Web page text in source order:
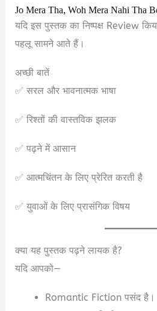
Jo Mera Tha, Woh Mera Nahi Tha
यदि इस पुस्तक का निष्पक्ष Review
पहलू सामने आते हैं।
अच्छी बातें
✅ सरल और भावनात्मक भाषा
✅ रिश्तों की वास्तविक झलक
✅ पढ़ने में आसान
✅ आत्मचिंतन के लिए प्रेरित करती है
✅ युवाओं के लिए प्रासंगिक विषय
क्या यह पुस्तक पढ़ने लायक है?
यदि आपको—
Romantic Fiction पसंद है।